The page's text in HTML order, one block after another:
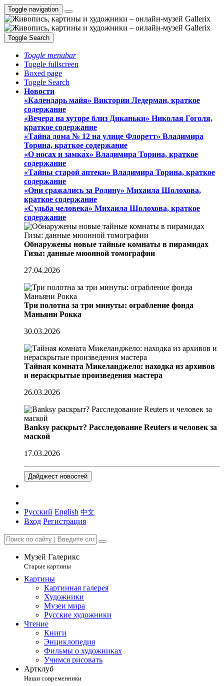
Toggle navigation
Toggle Search
Toggle menubar
Toggle fullscreen
Boxed page
Toggle Search
Новости
«Календарь майя» Виктории Ледерман, краткое
содержание
«Вечера на хуторе близ Диканьки» Николая Гоголя,
краткое содержание
«Тайна дома № 12 на улице Флоретт» Владимира
Торина, краткое содержание
«О носах и замка́х» Владимира Торина, краткое
содержание
«Тайны старой аптеки» Владимира Торина, краткое
содержание
«Они сражались за Родину» Михаила Шолохова,
краткое содержание
«Судьба человека» Михаила Шолохова, краткое
содержание
Обнаружены новые тайные комнаты в пирамидах
Гизы: данные мюонной томографии
27.04.2026
Три полотна за три минуты: ограбление фонда
Маньяни Рокка
30.03.2026
Тайная комната Микеланджело: находка из архивов
и нераскрытые произведения мастера
26.03.2026
Banksy раскрыт? Расследование Reuters и человек за
маской
17.03.2026
Дайджест новостей
Русский English 中文
Вход Регистрация
Музей Галерикс
Старые картины
Картины
Картинная галерея
Художники
Музеи мира
Русские художники
Чтение
Книги
Энциклопедия
Фильмы о художниках
Учимся рисовать
Артклуб
Наши современники